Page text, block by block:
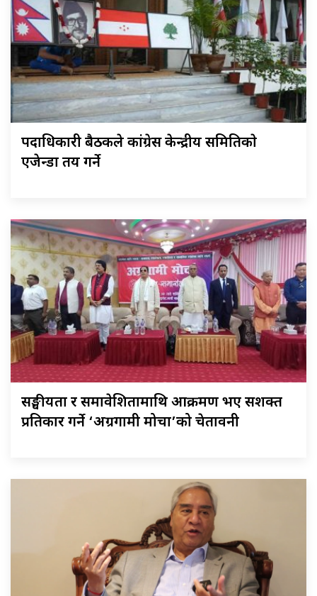
पदाधिकारी बैठकले कांग्रेस केन्द्रीय समितिकाे
एजेन्डा तय गर्ने
सङ्घीयता र समावेशितामाथि आक्रमण भए सशक्त
प्रतिकार गर्ने ‘अग्रगामी मोर्चा’को चेतावनी